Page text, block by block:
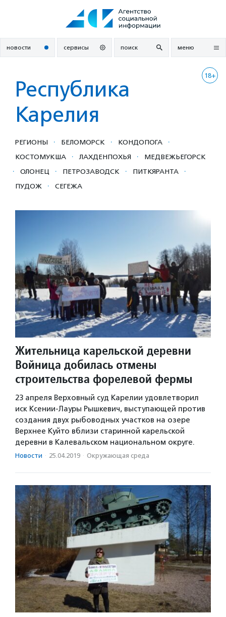
новости сервисы поиск меню
18+
Республика
Карелия
РЕГИОНЫ · БЕЛОМОРСК · КОНДОПОГА ·
КОСТОМУКША · ЛАХДЕНПОХЬЯ · МЕДВЕЖЬЕГОРСК
· ОЛОНЕЦ · ПЕТРОЗАВОДСК · ПИТКЯРАНТА ·
ПУДОЖ · СЕГЕЖА
Жительница карельской деревни
Войница добилась отмены
строительства форелевой фермы
23 апреля Верховный суд Карелии удовлетворил
иск Ксении-Лауры Рышкевич, выступающей против
создания двух рыбоводных участков на озере
Верхнее Куйто вблизи старинной карельской
деревни в Калевальском национальном округе.
Новости · 25.04.2019 · Окружающая среда